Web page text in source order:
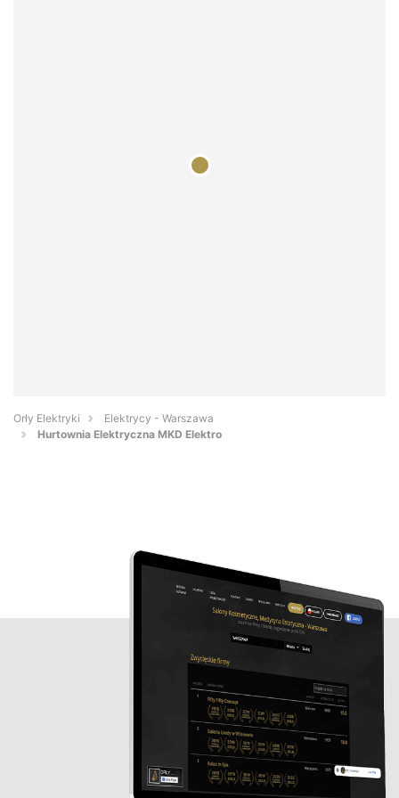
Orły Elektryki
Elektrycy - Warszawa
Hurtownia Elektryczna MKD Elektro